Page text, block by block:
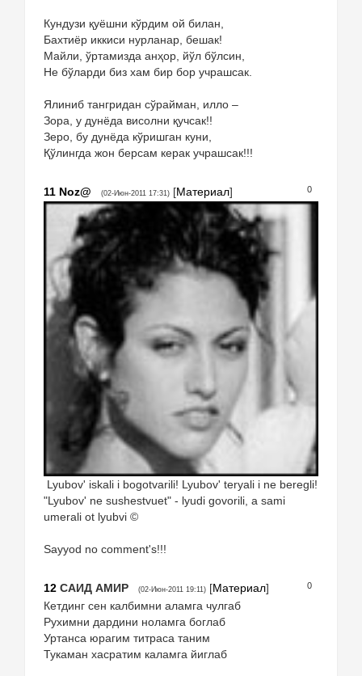
Кундузи қуёшни кўрдим ой билан,
Бахтиёр иккиси нурланар, бешак!
Майли, ўртамизда анҳор, йўл бўлсин,
Не бўларди биз хам бир бор учрашсак.
Ялиниб тангридан сўрайман, илло –
Зора, у дунёда висолни қучсак!!
Зеро, бу дунёда кўришган куни,
Қўлингда жон берсам керак учрашсак!!!
0
11 Noz@ (02-Июн-2011 17:31) [Материал]
Lyubov' iskali i bogotvarili! Lyubov' teryali i ne beregli!
"Lyubov' ne sushestvuet" - lyudi govorili, a sami
umerali ot lyubvi ©
Sayyod no comment's!!!
0
12 САИД АМИР (02-Июн-2011 19:11) [Материал]
Кетдинг сен калбимни аламга чулгаб
Рухимни дардини ноламга боглаб
Уртанса юрагим титраса таним
Тукаман хасратим каламга йиглаб